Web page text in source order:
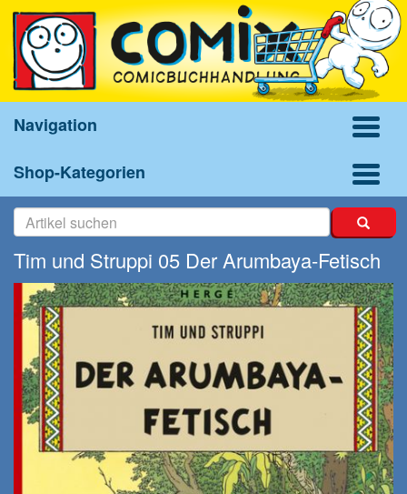
Navigation
Shop-Kategorien
Tim und Struppi 05 Der Arumbaya-Fetisch